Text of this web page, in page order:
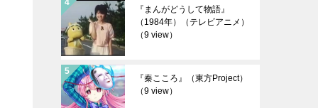
『まんがどうして物語』
（1984年）（テレビアニメ）
（9 view）
『秦こころ』（東方Project）
（9 view）